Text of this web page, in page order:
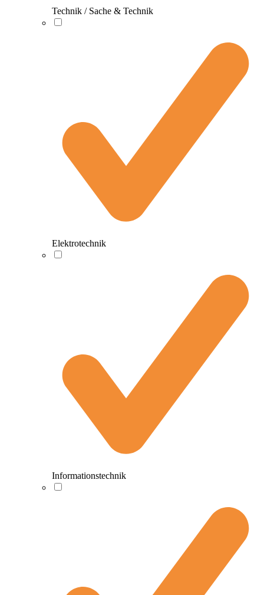
Technik / Sache & Technik
Elektrotechnik
Informationstechnik